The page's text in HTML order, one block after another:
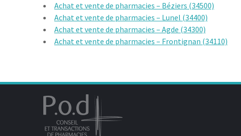
Achat et vente de pharmacies – Béziers (34500)
Achat et vente de pharmacies – Lunel (34400)
Achat et vente de pharmacies – Agde (34300)
Achat et vente de pharmacies – Frontignan (34110)